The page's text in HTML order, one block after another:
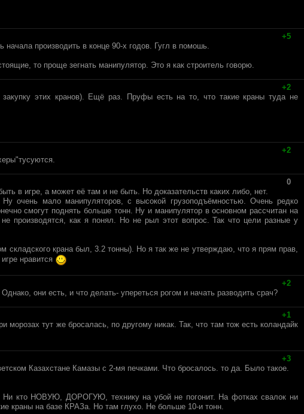
+5
производить в конце 90-х годов. Гугл в помошь.
то проще зегнать манипулятор. Это я как строитель говорю.
+2
этих кранов). Ещё раз. Пруфы есть на то, что такие краны туда не
+2
0
в игре, а может её там и не быть. Но доказательств каких либо, нет.
очень мало манипуляторов, с высокой грузоподъёмностью. Очень редко
смогут поднять больше тонн. Ну и манипулятор в основном рассчитан на
производятся, как я понял. Но не рыл этот вопрос. Так что цели разные у
складского крана был, 3.2 тонны). Но я так же не утверждаю, что я прям прав,
нравится
+2
они есть, и что делать- упереться рогом и начать разводить срач?
+1
морозах тут же бросалась, по другому никак. Так, что там тож есть коландайк
+3
Казахстане Камазы с 2-мя печками. Что бросалось. то да. Было такое.
Ни кто НОВУЮ, ДОРОГУЮ, технику на убой не погонит. На фотках свалок ни
краны на базе КРАЗа. Но там глухо. Не больше 10-и тонн.